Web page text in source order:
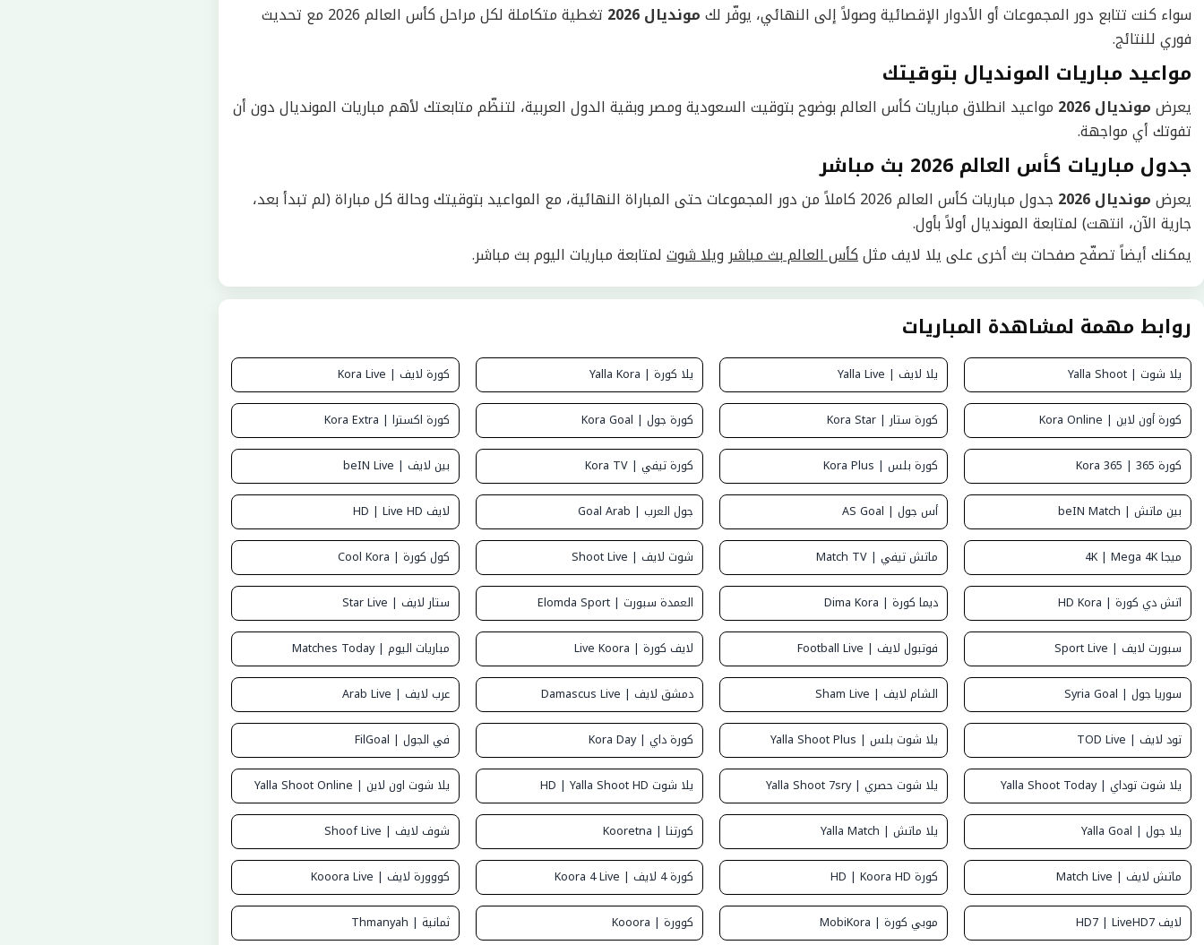
سواء كنت تتابع دور المجموعات أو الأدوار الإقصائية وصولاً إلى النهائي، يوفّر لكمونديال 2026
تغطية متكاملة لكل مراحل كأس العالم 2026 مع تحديث
فوري للنتائج.
مواعيد مباريات المونديال بتوقيتك
يعرضمونديال 2026
مواعيد انطلاق مباريات كأس العالم بوضوح بتوقيت السعودية ومصر وبقية الدول العربية، لتنظّم متابعتك لأهم مباريات المونديال دون أن
تفوتك أي مواجهة.
جدول مباريات كأس العالم 2026 بث مباشر
يعرضمونديال 2026
جدول مباريات كأس العالم 2026 كاملاً من دور المجموعات حتى المباراة النهائية، مع المواعيد بتوقيتك وحالة كل مباراة (لم تبدأ بعد،
جارية الآن، انتهت) لمتابعة المونديال أولاً بأول.
يمكنك أيضاً تصفّح صفحات بث أخرى على يلا لايف مثلكأس العالم بث مباشرويلا شوت لمتابعة مباريات اليوم بث مباشر.
روابط مهمة لمشاهدة المباريات
يلا شوت | Yalla Shoot يلا لايف | Yalla Live يلا كورة | Yalla Kora كورة لايف | Kora Live
كورة أون لاين | Kora Online كورة ستار | Kora Star كورة جول | Kora Goal كورة اكسترا | Kora Extra
كورة 365 | Kora 365 كورة بلس | Kora Plus كورة تيفي | Kora TV بين لايف | beIN Live
بين ماتش | beIN Match أس جول | AS Goal جول العرب | Goal Arab لايف HD | Live HD
ميجا 4K | Mega 4K ماتش تيفي | Match TV شوت لايف | Shoot Live كول كورة | Cool Kora
اتش دي كورة | HD Kora ديما كورة | Dima Kora العمدة سبورت | Elomda Sport ستار لايف | Star Live
سبورت لايف | Sport Live فوتبول لايف | Football Live لايف كورة | Live Koora مباريات اليوم | Matches Today
سوريا جول | Syria Goal الشام لايف | Sham Live دمشق لايف | Damascus Live عرب لايف | Arab Live
تود لايف | TOD Live يلا شوت بلس | Yalla Shoot Plus كورة داي | Kora Day في الجول | FilGoal
يلا شوت توداي | Yalla Shoot Today يلا شوت حصري | Yalla Shoot 7sry يلا شوت HD | Yalla Shoot HD يلا شوت اون لاين | Yalla Shoot Online
يلا جول | Yalla Goal يلا ماتش | Yalla Match كورتنا | Kooretna شوف لايف | Shoof Live
ماتش لايف | Match Live كورة HD | Koora HD كورة 4 لايف | Koora 4 Live كووورة لايف | Kooora Live
لايف HD7 | LiveHD7 موبي كورة | MobiKora كوورة | Kooora ثمانية | Thmanyah